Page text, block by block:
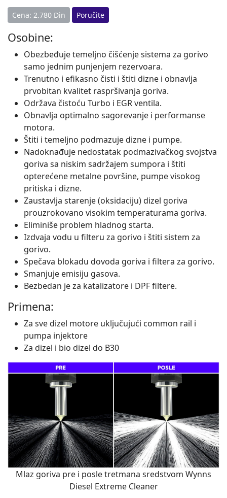
Cena: 2.780 Din Poručite
Osobine:
Obezbeđuje temeljno čišćenje sistema za gorivo
samo jednim punjenjem rezervoara.
Trenutno i efikasno čisti i štiti dizne i obnavlja
prvobitan kvalitet raspršivanja goriva.
Održava čistoću Turbo i EGR ventila.
Obnavlja optimalno sagorevanje i performanse
motora.
Štiti i temeljno podmazuje dizne i pumpe.
Nadoknađuje nedostatak podmazivačkog svojstva
goriva sa niskim sadržajem sumpora i štiti
opterećene metalne površine, pumpe visokog
pritiska i dizne.
Zaustavlja starenje (oksidaciju) dizel goriva
prouzrokovano visokim temperaturama goriva.
Eliminiše problem hladnog starta.
Izdvaja vodu u filteru za gorivo i štiti sistem za
gorivo.
Spečava blokadu dovoda goriva i filtera za gorivo.
Smanjuje emisiju gasova.
Bezbedan je za katalizatore i DPF filtere.
Primena:
Za sve dizel motore uključujući common rail i
pumpa injektore
Za dizel i bio dizel do B30
Mlaz goriva pre i posle tretmana sredstvom Wynns
Diesel Extreme Cleaner